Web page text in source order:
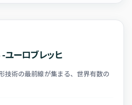
ーロブレッヒ
技術の最前線が集まる、世界有数の